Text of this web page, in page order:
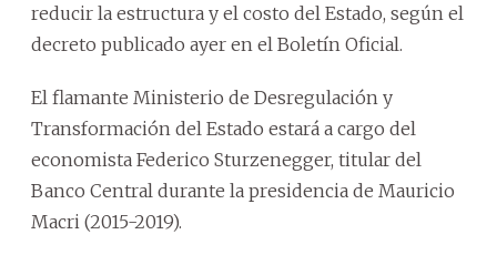
reducir la estructura y el costo del Estado, según el
decreto publicado ayer en el Boletín Oficial.
El flamante Ministerio de Desregulación y
Transformación del Estado estará a cargo del
economista Federico Sturzenegger, titular del
Banco Central durante la presidencia de Mauricio
Macri (2015-2019).